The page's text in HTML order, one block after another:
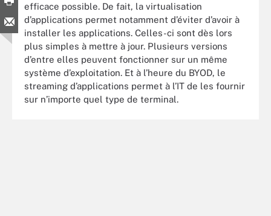
efficace possible. De fait, la virtualisation
d’applications permet notamment d’éviter d’avoir à
installer les applications. Celles-ci sont dès lors
plus simples à mettre à jour. Plusieurs versions
d’entre elles peuvent fonctionner sur un même
système d’exploitation. Et à l’heure du BYOD, le
streaming d’applications permet à l’IT de les fournir
sur n’importe quel type de terminal.